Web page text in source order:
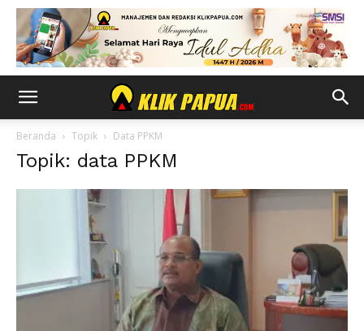
Beranda Topik Data PPKM
Topik: data PPKM